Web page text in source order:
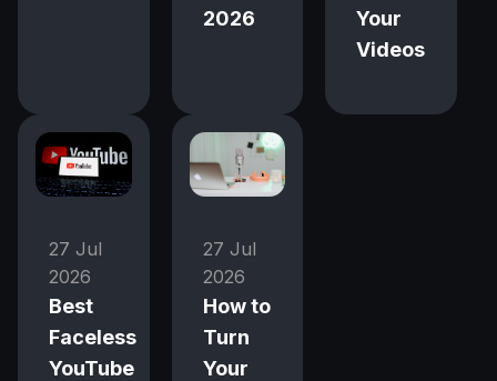
2026
Your
Videos
27 Jul
2026
Best
Faceless
YouTube
27 Jul
2026
How to
Turn
Your